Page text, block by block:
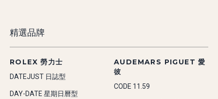
精選品牌
ROLEX 勞力士
DATEJUST 日誌型
DAY-DATE 星期日曆型
AUDEMARS PIGUET 愛
彼
CODE 11.59